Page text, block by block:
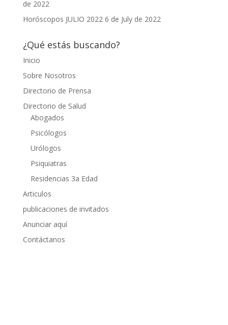
de 2022
Horóscopos JULIO 2022 6 de July de 2022
¿Qué estás buscando?
Inicio
Sobre Nosotros
Directorio de Prensa
Directorio de Salud
Abogados
Psicólogos
Urólogos
Psiquiatras
Residencias 3a Edad
Articulos
publicaciones de invitados
Anunciar aquí
Contáctanos